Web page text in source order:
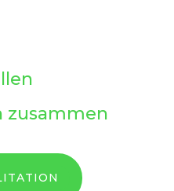
zusammen